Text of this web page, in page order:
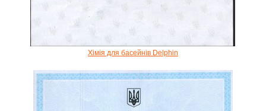
Хімія для басейнів Delphin